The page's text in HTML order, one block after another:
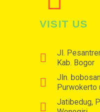
VISIT US
Jl.
Kab. Bogor
Jln.
Purwokerto
Jatibedug,